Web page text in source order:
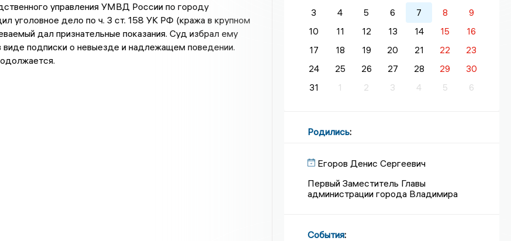
управления УМВД России по городу
уголовное дело по ч. 3 ст. 158 УК РФ (кража в крупном
дал признательные показания. Суд избрал ему
виде подписки о невыезде и надлежащем поведении.
3
4 5 6 7 8
9
10
11 12 13 14 15
16
17
18 19 20 21 22
23
24
25 26 27 28 29
30
31
1 2 3 4 5 6
Родились:
Егоров Денис Сергеевич
Первый Заместитель Главы
администрации города Владимира
События: